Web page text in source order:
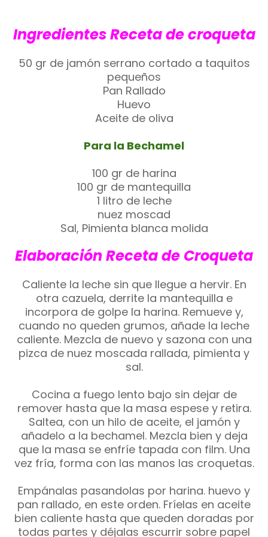
Ingredientes Receta de croqueta
50 gr de jamón serrano cortado a taquitos
pequeños
Pan Rallado
Huevo
Aceite de oliva
Para la Bechamel
100 gr de harina
100 gr de mantequilla
1 litro de leche
nuez moscad
Sal, Pimienta blanca molida
Elaboración Receta de Croqueta
Caliente la leche sin que llegue a hervir. En
otra cazuela, derrite la mantequilla e
incorpora de golpe la harina. Remueve y,
cuando no queden grumos, añade la leche
caliente. Mezcla de nuevo y sazona con una
pizca de nuez moscada rallada, pimienta y
sal.
Cocina a fuego lento bajo sin dejar de
remover hasta que la masa espese y retira.
Saltea, con un hilo de aceite, el jamón y
añadelo a la bechamel. Mezcla bien y deja
que la masa se enfríe tapada con film. Una
vez fría, forma con las manos las croquetas.
Empánalas pasandolas por harina. huevo y
pan rallado, en este orden. Fríelas en aceite
bien caliente hasta que queden doradas por
todas partes y déjalas escurrir sobre papel